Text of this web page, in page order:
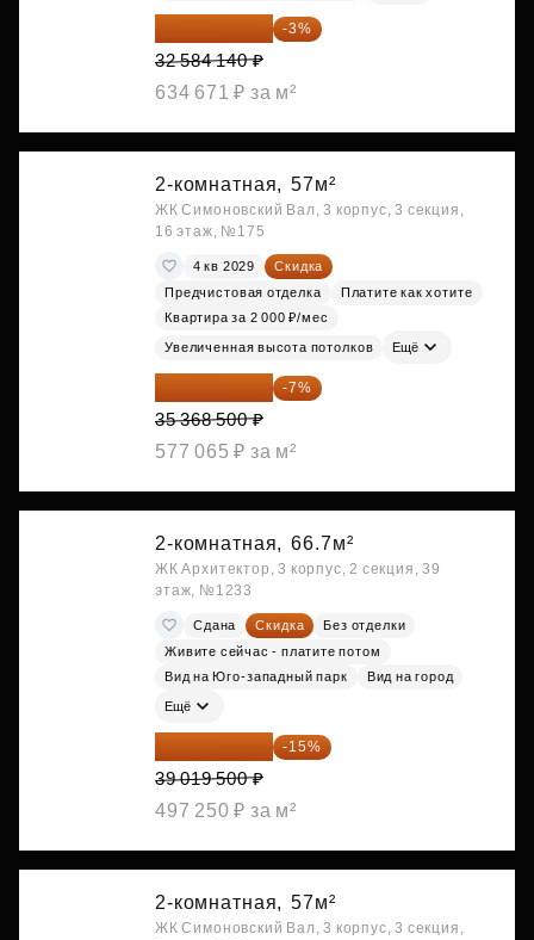
31 606 616 ₽ -3%
32 584 140 ₽
634 671 ₽ за м²
2-комнатная, 57м²
ЖК Симоновский Вал, 3 корпус, 3 секция,
16 этаж, №175
4 кв 2029
Скидка
Предчистовая отделка
Платите как хотите
Квартира за 2 000 ₽/мес
Увеличенная высота потолков Ещё
32 892 705 ₽ -7%
35 368 500 ₽
577 065 ₽ за м²
2-комнатная, 66.7м²
ЖК Архитектор, 3 корпус, 2 секция, 39
этаж, №1233
Сдана Скидка
Без отделки
Живите сейчас - платите потом
Вид на Юго-западный парк
Вид на город
Ещё
33 166 575 ₽ -15%
39 019 500 ₽
497 250 ₽ за м²
2-комнатная, 57м²
ЖК Симоновский Вал, 3 корпус, 3 секция,